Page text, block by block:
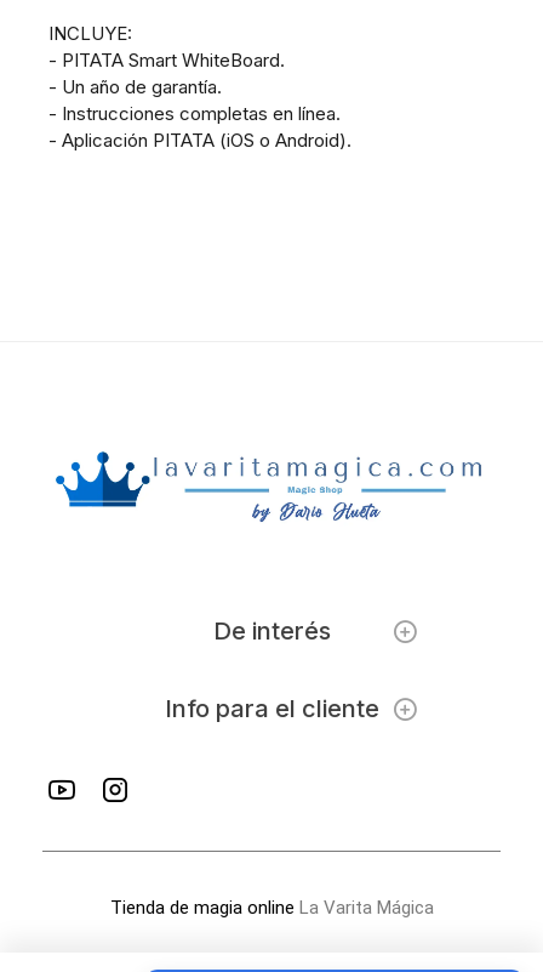
INCLUYE:
- PITATA Smart WhiteBoard.
- Un año de garantía.
- Instrucciones completas en línea.
- Aplicación PITATA (iOS o Android).
De interés
Info para el cliente
Tienda de magia online La Varita Mágica